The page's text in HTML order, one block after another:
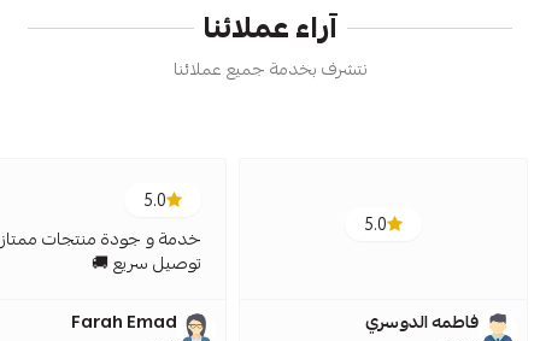
آراء عملائنا
نتشرف بخدمة جميع عملائنا
5.0
فاطمه الدوسري
5.0
خدمة و جودة منتجات
توصيل سريع 🚚
Farah Emad